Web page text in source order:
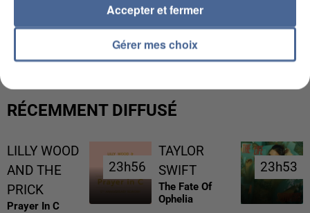
L’UN DES FONDATEURS SUPPOSÉS DE LA DZ
MAFIA INTERPELLÉ EN ALGÉRIE
RÉCEMMENT DIFFUSÉ
LILLY WOOD
AND THE
PRICK
Prayer In C
23h56
23h56
TAYLOR
SWIFT
The Fate Of
Ophelia
23h53
23h53
Gérer mes choix
Accepter et fermer